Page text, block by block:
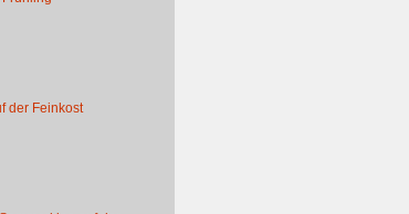
der Feinkost